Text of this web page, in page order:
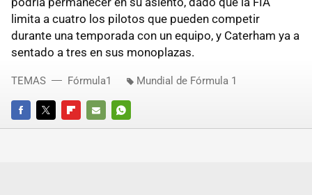
limita a cuatro los pilotos que pueden competir
durante una temporada con un equipo, y Caterham ya a
sentado a tres en sus monoplazas.
FACEBOOKTWITTERFLIPBOARD
E-
WHATSAPP
TEMAS Fórmula1 Mundial de Fórmula 1